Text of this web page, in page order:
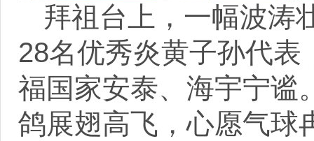
拜祖台上，一幅波涛
28名优秀炎黄子孙代
福国家安泰、海宇宁谧
鸽展翅高飞，心愿气球